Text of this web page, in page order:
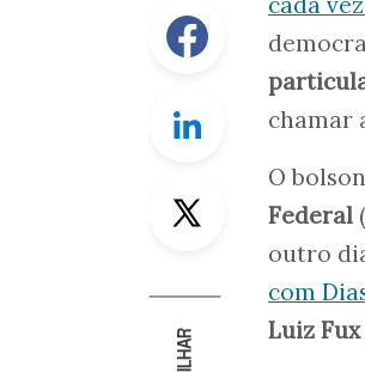
Facebook
Linkedin
Twitter
chamar
O
Federal
outro
com
Luiz Fux